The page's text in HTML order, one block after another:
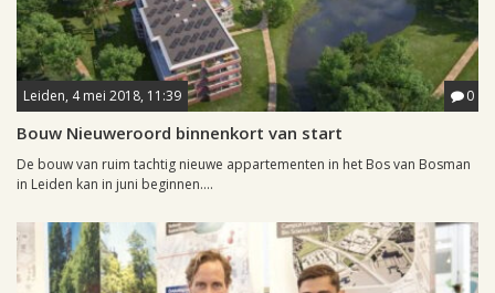
Leiden, 4 mei 2018, 11:39 0
Bouw Nieuweroord binnenkort van start
De bouw van ruim tachtig nieuwe appartementen in het Bos van Bosman
in Leiden kan in juni beginnen....